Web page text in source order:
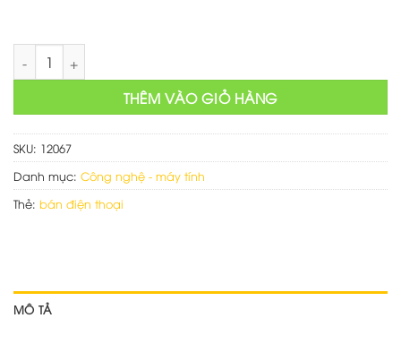
Thiết kế web chuyên bán điện thoại số lượng
THÊM VÀO GIỎ HÀNG
SKU: 12067
Danh mục: Công nghệ - máy tính
Thẻ: bán điện thoại
MÔ TẢ